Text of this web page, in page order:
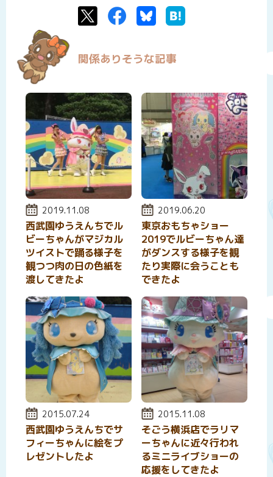
TwitterFacebookBluesky
関係ありそうな記事
投稿日:
2019.11.08
西武園ゆうえんちでル
ビーちゃんがマジカル
ツイストで踊る様子を
観つつ肉の日の色紙を
渡してきたよ
投稿日:
2019.06.20
東京おもちゃショー
2019でルビーちゃん達
がダンスする様子を観
たり実際に会うことも
できたよ
投稿日:
2015.07.24
西武園ゆうえんちでサ
フィーちゃんに絵をプ
レゼントしたよ
投稿日:
2015.11.08
そごう横浜店でラリマ
ーちゃんに近々行われ
るミニライブショーの
応援をしてきたよ